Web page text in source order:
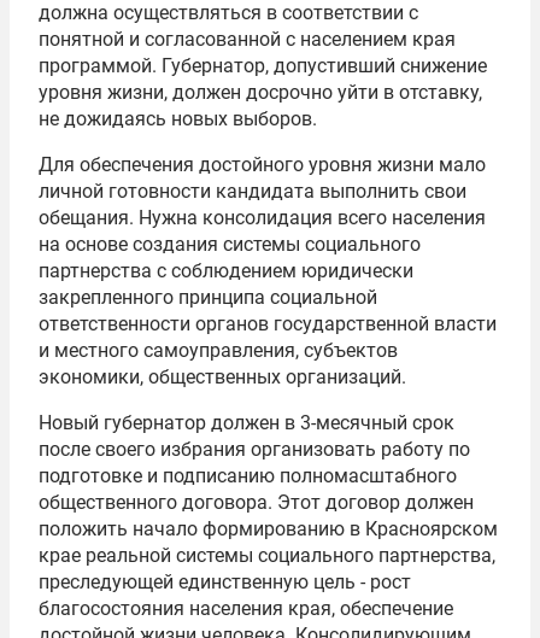
должна осуществляться в соответствии с
понятной и согласованной с населением края
программой. Губернатор, допустивший снижение
уровня жизни, должен досрочно уйти в отставку,
не дожидаясь новых выборов.
Для обеспечения достойного уровня жизни мало
личной готовности кандидата выполнить свои
обещания. Нужна консолидация всего населения
на основе создания системы социального
партнерства с соблюдением юридически
закрепленного принципа социальной
ответственности органов государственной власти
и местного самоуправления, субъектов
экономики, общественных организаций.
Новый губернатор должен в 3-месячный срок
после своего избрания организовать работу по
подготовке и подписанию полномасштабного
общественного договора. Этот договор должен
положить начало формированию в Красноярском
крае реальной системы социального партнерства,
преследующей единственную цель - рост
благосостояния населения края, обеспечение